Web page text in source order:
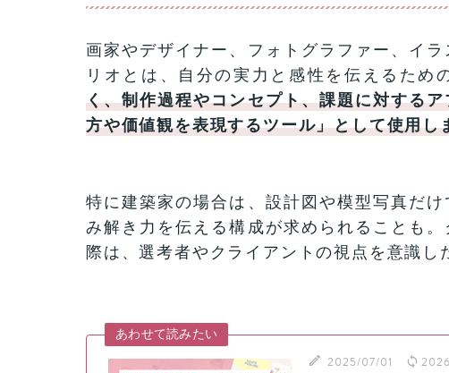
画家やデザイナー、フォトグラファー、イ
リオとは、自分の実力と感性を伝えるため
く、制作過程やコンセプト、課題に対する
方や価値観を表現するツール」として使用し
特に建築家の場合は、設計図や模型写真だ
み解き力を伝える構成が求められることも
際は、選考者やクライアントの視点を意識し
あわせて読みたい
2025/07/01